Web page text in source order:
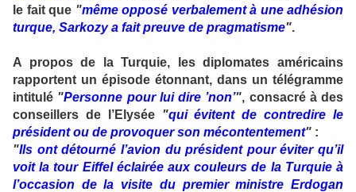
le fait que "même opposé verbalement à une adhésion
turque, Sarkozy a fait preuve de pragmatisme".
A propos de la Turquie, les diplomates américains
rapportent un épisode étonnant, dans un télégramme
intitulé "Personne pour lui dire ’non’", consacré à des
conseillers de l’Elysée "qui évitent de contredire le
président ou de provoquer son mécontentement" :
"Ils ont détourné l’avion du président pour éviter qu’il
voit la tour Eiffel éclairée aux couleurs de la Turquie à
l’occasion de la visite du premier ministre Erdogan